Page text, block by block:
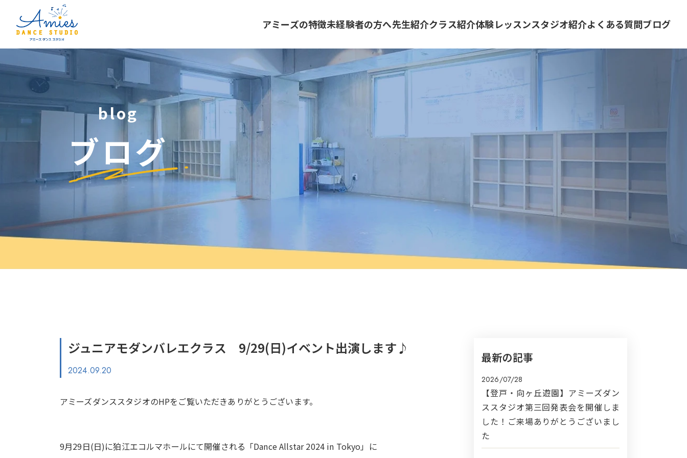
アミーズの特徴未経験者の方へ先生紹介クラス紹介体験レッスンスタジオ紹介よくある質問ブログ
blog
ブログ
ジュニアモダンバレエクラス 9/29(日)イベント出演します♪
2024.09.20
アミーズダンススタジオのHPをご覧いただきありがとうございます。
9月29日(日)に狛江エコルマホールにて開催される「Dance Allstar 2024 in Tokyo」に
最新の記事
2026/07/28
【登戸・向ヶ丘遊園】アミーズダン
ススタジオ第三回発表会を開催しま
した！ご来場ありがとうございまし
た